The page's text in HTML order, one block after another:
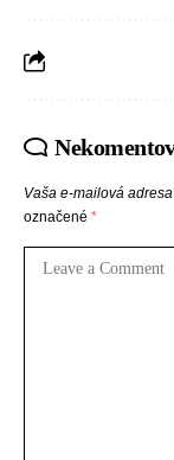
Vaša e-mailová
označené *